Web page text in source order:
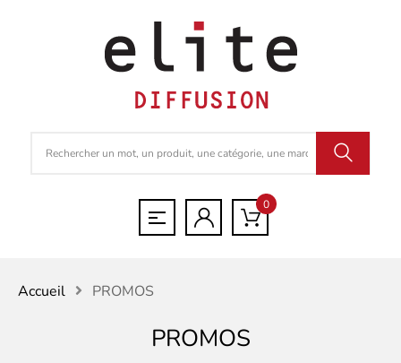
0
Accueil PROMOS
PROMOS